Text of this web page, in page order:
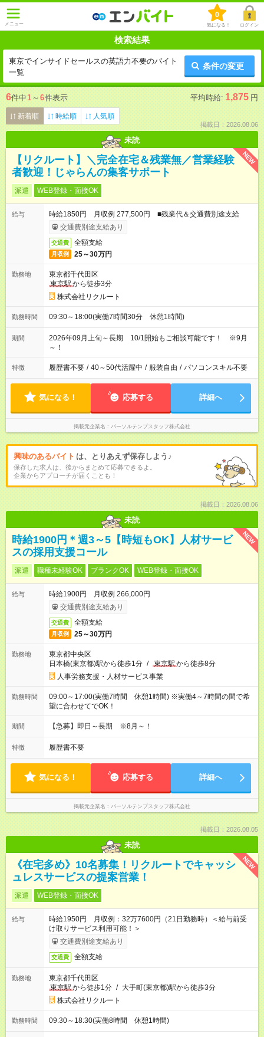
メニュー
0
気になる！ ログイン
検索結果
東京でインサイドセールスの英語力不要のバイト
一覧
条件の変更
6件中1 ～ 6件表示 平均時給: 1,875 円
新着順 時給順 人気順
掲載日：2026.08.06
未読
NEW
【リクルート】＼完全在宅＆残業無／営業経験
者歓迎！じゃらんの集客サポート
派遣 WEB登録・面接OK
給与
時給1850円 月収例 277,500円 ■残業代＆交通費別途支給
交通費別途支給あり
交通費 全額支給
月収例 25～30万円
勤務地
東京都千代田区
東京駅から徒歩3分
株式会社リクルート
勤務時間 09:30～18:00(実働7時間30分 休憩1時間)
期間
2026年09月上旬～長期 10/1開始もご相談可能です！ ※9月
～！
特徴 履歴書不要 / 40～50代活躍中 / 服装自由 / パソコンスキル不要
気になる！ 応募する 詳細へ
掲載元企業名 パーソルテンプスタッフ株式会社
興味のあるバイト は、とりあえず保存しよう♪
保存した求人は、後からまとめて応募できるよ。
企業からアプローチが届くことも！
掲載日：2026.08.06
未読
NEW
時給1900円＊週3～5【時短もOK】人材サービ
スの採用支援コール
派遣 職種未経験OK ブランクOK WEB登録・面接OK
給与
時給1900円 月収例 266,000円
交通費別途支給あり
交通費 全額支給
月収例 25～30万円
勤務地
東京都中央区
日本橋(東京都)駅から徒歩1分 / 東京駅から徒歩8分
人事労務支援・人材サービス事業
勤務時間
09:00～17:00(実働7時間 休憩1時間) ※実働4～7時間の間で希
望に合わせてでOK！
期間 【急募】即日～長期 ※8月～！
特徴 履歴書不要
気になる！ 応募する 詳細へ
掲載元企業名 パーソルテンプスタッフ株式会社
掲載日：2026.08.05
未読
NEW
《在宅多め》10名募集！リクルートでキャッシ
ュレスサービスの提案営業！
派遣 WEB登録・面接OK
給与
時給1950円 月収例：32万7600円（21日勤務時）＜給与前受
け取りサービス利用可能！＞
交通費別途支給あり
交通費 全額支給
勤務地
東京都千代田区
東京駅から徒歩1分 / 大手町(東京都)駅から徒歩3分
株式会社リクルート
勤務時間 09:30～18:30(実働8時間 休憩1時間)